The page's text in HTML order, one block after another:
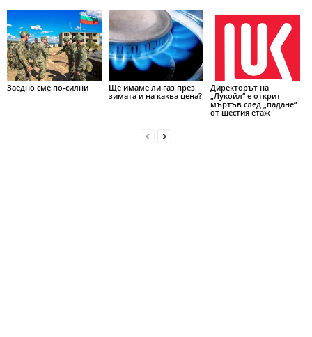
Заедно сме по-силни
Ще имаме ли газ през
зимата и на каква цена?
Директорът на
„Лукойл“ е открит
мъртъв след „падане“
от шестия етаж